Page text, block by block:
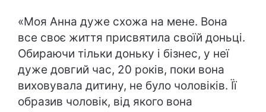
«Моя Анна дуже схожа на мене. Вона
все своє життя присвятила своїй доньці.
Обираючи тільки доньку і бізнес, у неї
дуже довгий час, 20 років, поки вона
виховувала дитину, не було чоловіків. Її
образив чоловік, від якого вона